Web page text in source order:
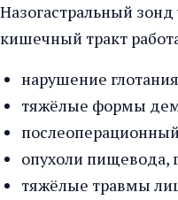
Назогастральный
кишечный тракт
нарушение
тяжёлые формы
опухоли пищевода,
тяжёлые травмы